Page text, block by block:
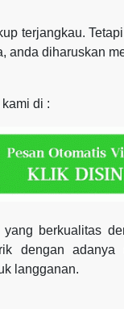
terjangkau.
anda diharuskan
di :
berkualitas
dengan
langganan.